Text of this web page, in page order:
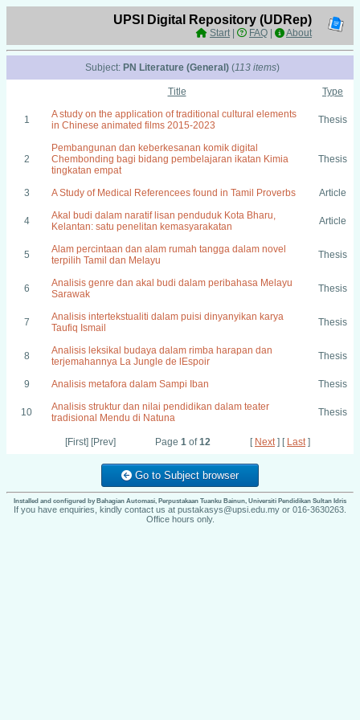
UPSI Digital Repository (UDRep)
Start| FAQ About
Subject: PN Literature (General) (113 items)
Title Type
1
A study on the application of traditional cultural elements
in Chinese animated films 2015-2023
Thesis
2
Pembangunan dan keberkesanan komik digital
Chembonding bagi bidang pembelajaran ikatan Kimia
tingkatan empat
Thesis
3 A Study of Medical Referencees found in Tamil Proverbs Article
4
Akal budi dalam naratif lisan penduduk Kota Bharu,
Kelantan: satu penelitan kemasyarakatan
Article
5
Alam percintaan dan alam rumah tangga dalam novel
terpilih Tamil dan Melayu
Thesis
6
Analisis genre dan akal budi dalam peribahasa Melayu
Sarawak
Thesis
7
Analisis intertekstualiti dalam puisi dinyanyikan karya
Taufiq Ismail
Thesis
8
Analisis leksikal budaya dalam rimba harapan dan
terjemahannya La Jungle de lEspoir
Thesis
9 Analisis metafora dalam Sampi Iban Thesis
10
Analisis struktur dan nilai pendidikan dalam teater
tradisional Mendu di Natuna
Thesis
[First] [Prev] Page 1 of12 [ Next] [ Last]
Go to Subject browser
Installed and configured by Bahagian Automasi, Perpustakaan Tuanku Bainun, Universiti Pendidikan Sultan Idris
If you have enquiries, kindly contact us at pustakasys@upsi.edu.my or 016-3630263.
Office hours only.